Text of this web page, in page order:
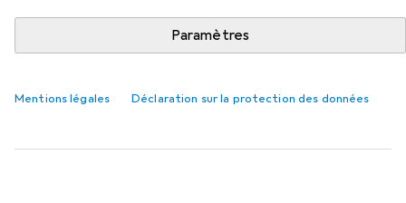
Paramètres
Mentions légales Déclaration sur la protection des données
Mines de crayon